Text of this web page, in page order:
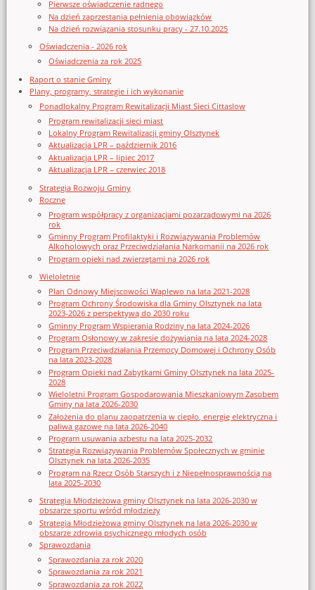
Pierwsze oświadczenie radnego
Na dzień zaprzestania pełnienia obowiązków
Na dzień rozwiązania stosunku pracy - 27.10.2025
Oświadczenia - 2026 rok
Oświadczenia za rok 2025
Raport o stanie Gminy
Plany, programy, strategie i ich wykonanie
Ponadlokalny Program Rewitalizacji Miast Sieci Cittaslow
Program rewitalizacji sieci miast
Lokalny Program Rewitalizacji gminy Olsztynek
Aktualizacja LPR – październik 2016
Aktualizacja LPR – lipiec 2017
Aktualizacja LPR – czerwiec 2018
Strategia Rozwoju Gminy
Roczne
Program współpracy z organizacjami pozarządowymi na 2026
rok
Gminny Program Profilaktyki i Rozwiązywania Problemów
Alkoholowych oraz Przeciwdziałania Narkomanii na 2026 rok
Program opieki nad zwierzętami na 2026 rok
Wieloletnie
Plan Odnowy Miejscowości Waplewo na lata 2021-2028
Program Ochrony Środowiska dla Gminy Olsztynek na lata
2023-2026 z perspektywą do 2030 roku
Gminny Program Wspierania Rodziny na lata 2024-2026
Program Osłonowy w zakresie dożywiania na lata 2024-2028
Program Przeciwdziałania Przemocy Domowej i Ochrony Osób
na lata 2023-2028
Program Opieki nad Zabytkami Gminy Olsztynek na lata 2025-
2028
Wieloletni Program Gospodarowania Mieszkaniowym Zasobem
Gminy na lata 2026-2030
Założenia do planu zaopatrzenia w ciepło, energię elektryczna i
paliwa gazowe na lata 2026-2040
Program usuwania azbestu na lata 2025-2032
Strategia Rozwiązywania Problemów Społecznych w gminie
Olsztynek na lata 2026-2035
Program na Rzecz Osób Starszych i z Niepełnosprawnością na
lata 2025-2030
Strategia Młodzieżowa gminy Olsztynek na lata 2026-2030 w
obszarze sportu wśród młodzieży
Strategia Młodzieżowa gminy Olsztynek na lata 2026-2030 w
obszarze zdrowia psychicznego młodych osób
Sprawozdania
Sprawozdania za rok 2020
Sprawozdania za rok 2021
Sprawozdania za rok 2022